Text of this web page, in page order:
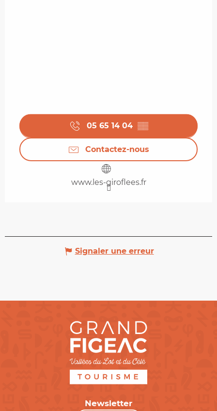
05 65 14 04 ▒▒
Contactez-nous
www.les-giroflees.fr
Signaler une erreur
Newsletter